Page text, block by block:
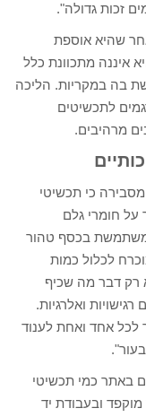
זכות גדולה".
שהיא אוספת
איננה מתכוונת כלל
בה במקריות. הליכה
לתכשיטים
מרהיבים.
כי תכשיטי
חומרי גלם
משתמשת בכסף טהור
מוכרח לכלול כמות
רק דבר מה שכיף
ואלרגיות.
לכל אחד ואחת לענוד
באתר כמי תכשיטי
מוקפד ובעבודת יד